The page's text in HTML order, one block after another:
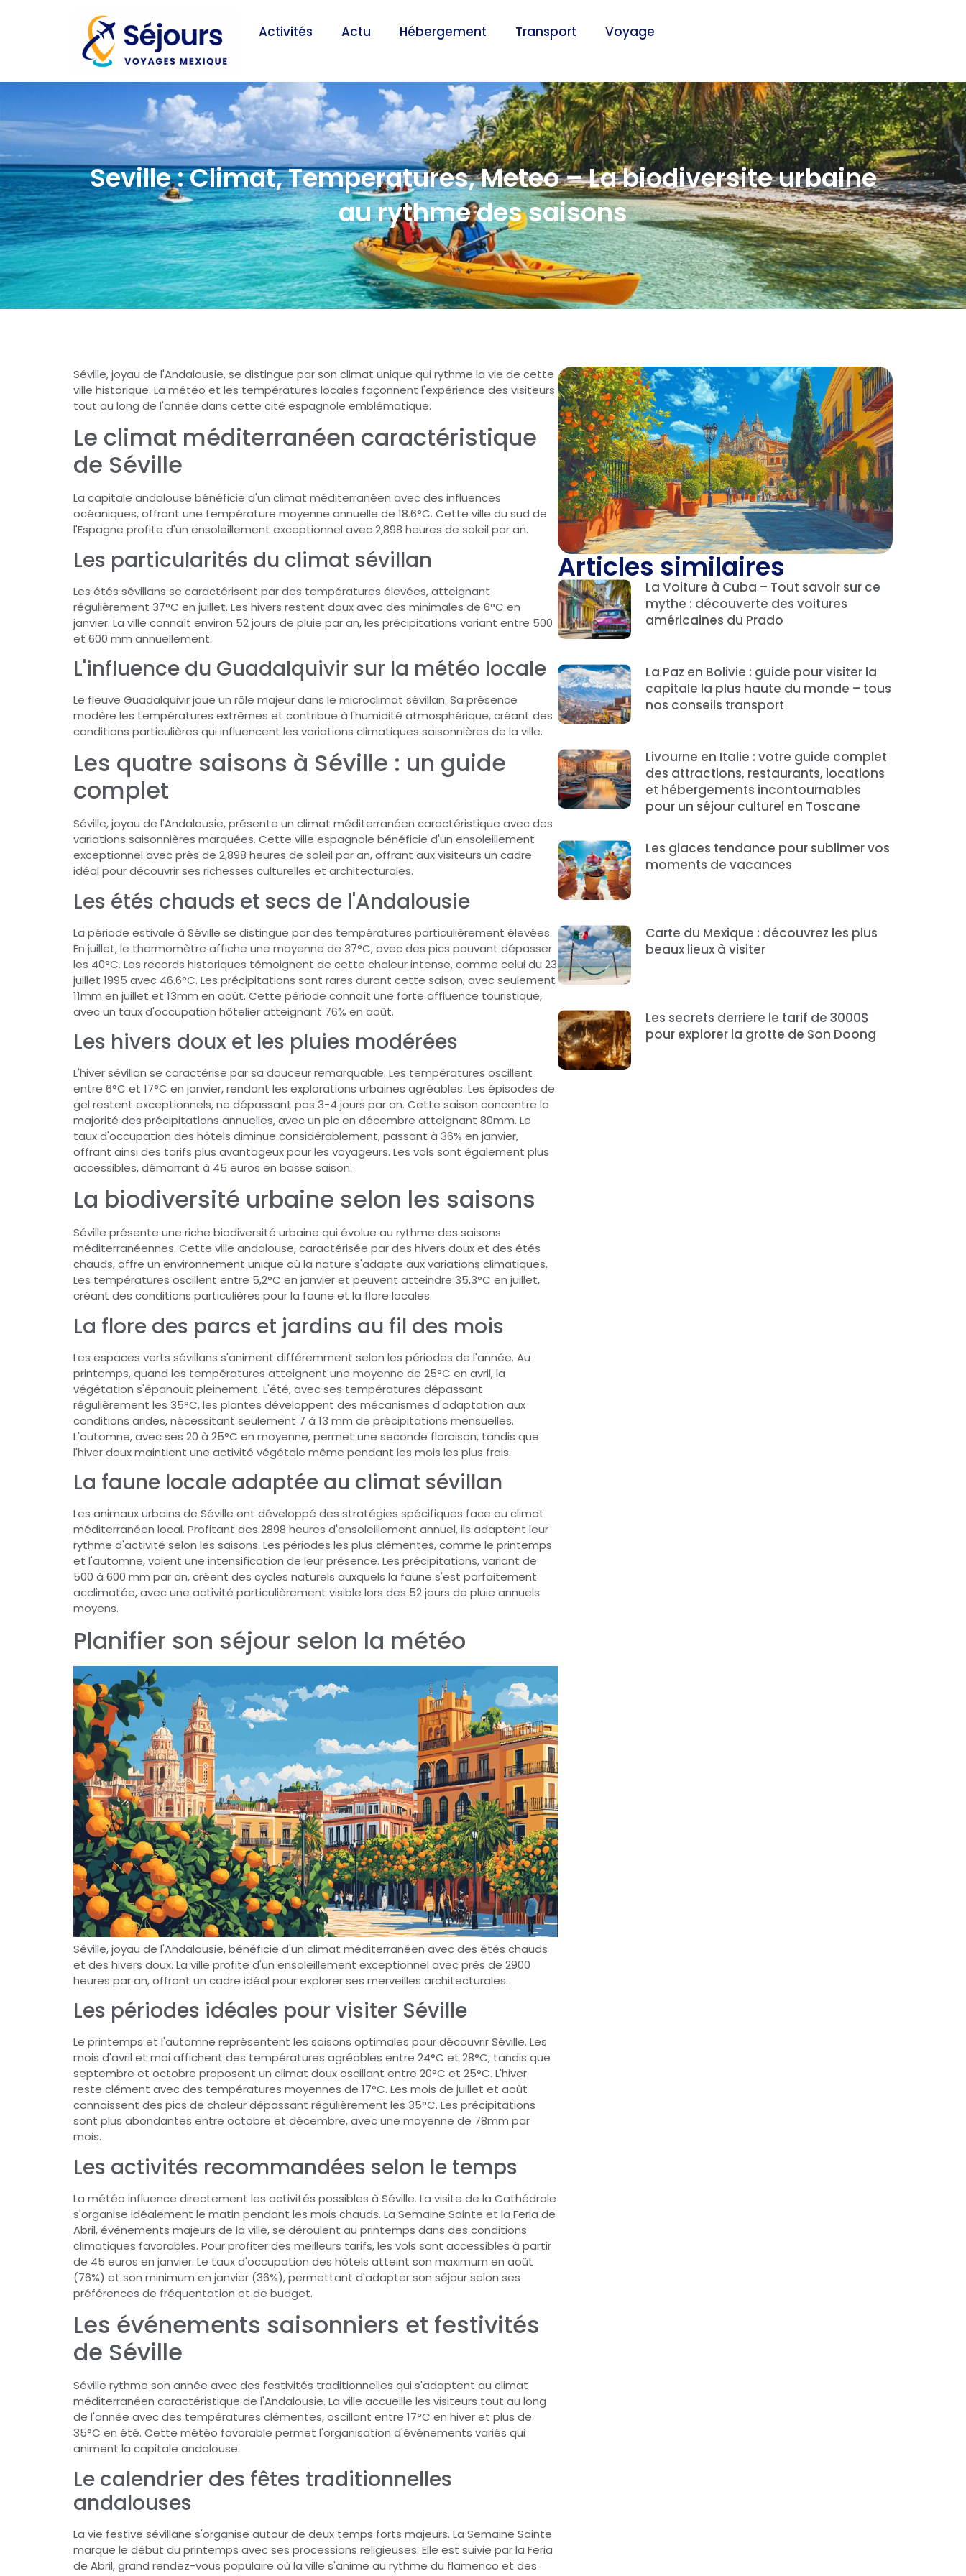
Activités Actu Hébergement Transport Voyage
Seville : Climat, Temperatures, Meteo – La biodiversite urbaine
au rythme des saisons
Séville, joyau de l'Andalousie, se distingue par son climat unique qui rythme la vie de cette
ville historique. La météo et les températures locales façonnent l'expérience des visiteurs
tout au long de l'année dans cette cité espagnole emblématique.
Le climat méditerranéen caractéristique
de Séville
La capitale andalouse bénéficie d'un climat méditerranéen avec des influences
océaniques, offrant une température moyenne annuelle de 18.6°C. Cette ville du sud de
l'Espagne profite d'un ensoleillement exceptionnel avec 2,898 heures de soleil par an.
Les particularités du climat sévillan
Les étés sévillans se caractérisent par des températures élevées, atteignant
régulièrement 37°C en juillet. Les hivers restent doux avec des minimales de 6°C en
janvier. La ville connaît environ 52 jours de pluie par an, les précipitations variant entre 500
et 600 mm annuellement.
L'influence du Guadalquivir sur la météo locale
Le fleuve Guadalquivir joue un rôle majeur dans le microclimat sévillan. Sa présence
modère les températures extrêmes et contribue à l'humidité atmosphérique, créant des
conditions particulières qui influencent les variations climatiques saisonnières de la ville.
Les quatre saisons à Séville : un guide
complet
Séville, joyau de l'Andalousie, présente un climat méditerranéen caractéristique avec des
variations saisonnières marquées. Cette ville espagnole bénéficie d'un ensoleillement
exceptionnel avec près de 2,898 heures de soleil par an, offrant aux visiteurs un cadre
idéal pour découvrir ses richesses culturelles et architecturales.
Les étés chauds et secs de l'Andalousie
La période estivale à Séville se distingue par des températures particulièrement élevées.
En juillet, le thermomètre affiche une moyenne de 37°C, avec des pics pouvant dépasser
les 40°C. Les records historiques témoignent de cette chaleur intense, comme celui du 23
juillet 1995 avec 46.6°C. Les précipitations sont rares durant cette saison, avec seulement
11mm en juillet et 13mm en août. Cette période connaît une forte affluence touristique,
avec un taux d'occupation hôtelier atteignant 76% en août.
Les hivers doux et les pluies modérées
L'hiver sévillan se caractérise par sa douceur remarquable. Les températures oscillent
entre 6°C et 17°C en janvier, rendant les explorations urbaines agréables. Les épisodes de
gel restent exceptionnels, ne dépassant pas 3-4 jours par an. Cette saison concentre la
majorité des précipitations annuelles, avec un pic en décembre atteignant 80mm. Le
taux d'occupation des hôtels diminue considérablement, passant à 36% en janvier,
offrant ainsi des tarifs plus avantageux pour les voyageurs. Les vols sont également plus
accessibles, démarrant à 45 euros en basse saison.
La biodiversité urbaine selon les saisons
Séville présente une riche biodiversité urbaine qui évolue au rythme des saisons
méditerranéennes. Cette ville andalouse, caractérisée par des hivers doux et des étés
chauds, offre un environnement unique où la nature s'adapte aux variations climatiques.
Les températures oscillent entre 5,2°C en janvier et peuvent atteindre 35,3°C en juillet,
créant des conditions particulières pour la faune et la flore locales.
La flore des parcs et jardins au fil des mois
Les espaces verts sévillans s'animent différemment selon les périodes de l'année. Au
printemps, quand les températures atteignent une moyenne de 25°C en avril, la
végétation s'épanouit pleinement. L'été, avec ses températures dépassant
régulièrement les 35°C, les plantes développent des mécanismes d'adaptation aux
conditions arides, nécessitant seulement 7 à 13 mm de précipitations mensuelles.
L'automne, avec ses 20 à 25°C en moyenne, permet une seconde floraison, tandis que
l'hiver doux maintient une activité végétale même pendant les mois les plus frais.
La faune locale adaptée au climat sévillan
Les animaux urbains de Séville ont développé des stratégies spécifiques face au climat
méditerranéen local. Profitant des 2898 heures d'ensoleillement annuel, ils adaptent leur
rythme d'activité selon les saisons. Les périodes les plus clémentes, comme le printemps
et l'automne, voient une intensification de leur présence. Les précipitations, variant de
500 à 600 mm par an, créent des cycles naturels auxquels la faune s'est parfaitement
acclimatée, avec une activité particulièrement visible lors des 52 jours de pluie annuels
moyens.
Planifier son séjour selon la météo
Séville, joyau de l'Andalousie, bénéficie d'un climat méditerranéen avec des étés chauds
et des hivers doux. La ville profite d'un ensoleillement exceptionnel avec près de 2900
heures par an, offrant un cadre idéal pour explorer ses merveilles architecturales.
Les périodes idéales pour visiter Séville
Le printemps et l'automne représentent les saisons optimales pour découvrir Séville. Les
mois d'avril et mai affichent des températures agréables entre 24°C et 28°C, tandis que
septembre et octobre proposent un climat doux oscillant entre 20°C et 25°C. L'hiver
reste clément avec des températures moyennes de 17°C. Les mois de juillet et août
connaissent des pics de chaleur dépassant régulièrement les 35°C. Les précipitations
sont plus abondantes entre octobre et décembre, avec une moyenne de 78mm par
mois.
Les activités recommandées selon le temps
La météo influence directement les activités possibles à Séville. La visite de la Cathédrale
s'organise idéalement le matin pendant les mois chauds. La Semaine Sainte et la Feria de
Abril, événements majeurs de la ville, se déroulent au printemps dans des conditions
climatiques favorables. Pour profiter des meilleurs tarifs, les vols sont accessibles à partir
de 45 euros en janvier. Le taux d'occupation des hôtels atteint son maximum en août
(76%) et son minimum en janvier (36%), permettant d'adapter son séjour selon ses
préférences de fréquentation et de budget.
Les événements saisonniers et festivités
de Séville
Séville rythme son année avec des festivités traditionnelles qui s'adaptent au climat
méditerranéen caractéristique de l'Andalousie. La ville accueille les visiteurs tout au long
de l'année avec des températures clémentes, oscillant entre 17°C en hiver et plus de
35°C en été. Cette météo favorable permet l'organisation d'événements variés qui
animent la capitale andalouse.
Le calendrier des fêtes traditionnelles
andalouses
La vie festive sévillane s'organise autour de deux temps forts majeurs. La Semaine Sainte
marque le début du printemps avec ses processions religieuses. Elle est suivie par la Feria
de Abril, grand rendez-vous populaire où la ville s'anime au rythme du flamenco et des
Articles similaires
La Voiture à Cuba – Tout savoir sur ce
mythe : découverte des voitures
américaines du Prado
La Paz en Bolivie : guide pour visiter la
capitale la plus haute du monde – tous
nos conseils transport
Livourne en Italie : votre guide complet
des attractions, restaurants, locations
et hébergements incontournables
pour un séjour culturel en Toscane
Les glaces tendance pour sublimer vos
moments de vacances
Carte du Mexique : découvrez les plus
beaux lieux à visiter
Les secrets derriere le tarif de 3000$
pour explorer la grotte de Son Doong